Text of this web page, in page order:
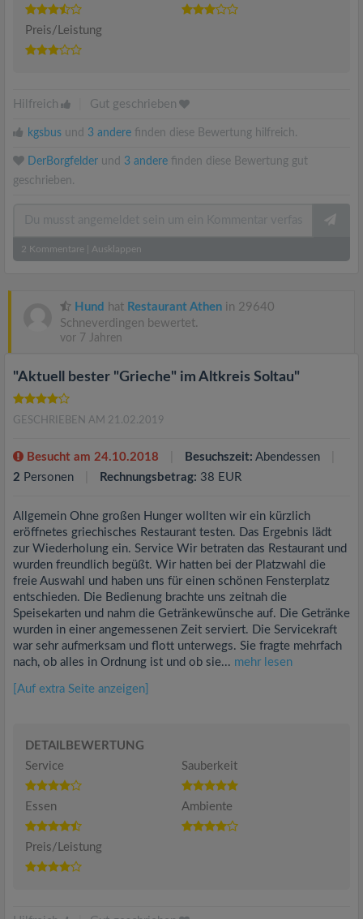
Preis/Leistung
Hilfreich Gut geschrieben
kgsbus und 3 andere finden diese Bewertung hilfreich.
DerBorgfelder und 3 andere finden diese Bewertung gut
geschrieben.
2 Kommentare Ausklappen
Hund hat Restaurant Athen in 29640
Schneverdingen bewertet.
vor 7 Jahren
"Aktuell bester "Grieche" im Altkreis Soltau"
GESCHRIEBEN AM 21.02.2019
Besucht am 24.10.2018 Besuchszeit: Abendessen
2 Personen Rechnungsbetrag: 38 EUR
Allgemein Ohne großen Hunger wollten wir ein kürzlich
eröffnetes griechisches Restaurant testen. Das Ergebnis lädt
zur Wiederholung ein. Service Wir betraten das Restaurant und
wurden freundlich begüßt. Wir hatten bei der Platzwahl die
freie Auswahl und haben uns für einen schönen Fensterplatz
entschieden. Die Bedienung brachte uns zeitnah die
Speisekarten und nahm die Getränkewünsche auf. Die Getränke
wurden in einer angemessenen Zeit serviert. Die Servicekraft
war sehr aufmerksam und flott unterwegs. Sie fragte mehrfach
nach, ob alles in Ordnung ist und ob sie... mehr lesen
[Auf extra Seite anzeigen]
DETAILBEWERTUNG
Service
Sauberkeit
Essen Ambiente
Preis/Leistung